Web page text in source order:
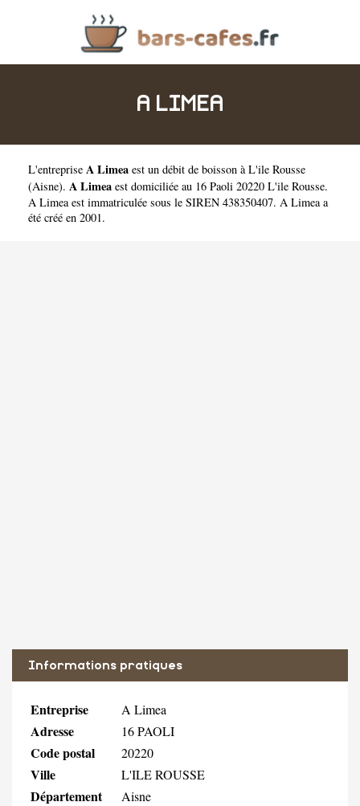
A LIMEA
L'entreprise A Limea est un débit de boisson à L'ile Rousse
(Aisne). A Limea est domiciliée au 16 Paoli 20220 L'ile Rousse.
A Limea est immatriculée sous le SIREN 438350407. A Limea a
été créé en 2001.
Informations pratiques
Entreprise A Limea
Adresse 16 PAOLI
Code postal 20220
Ville L'ILE ROUSSE
Département Aisne